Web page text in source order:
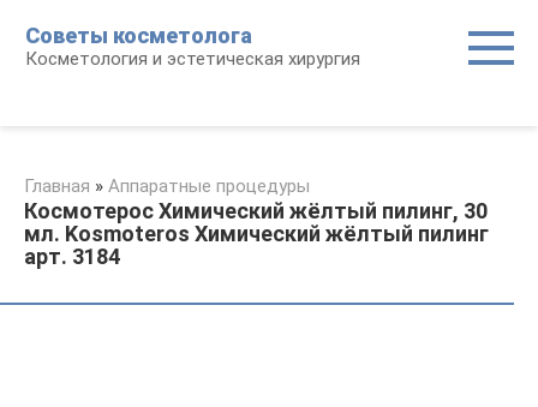
контенту
Советы косметолога
Косметология и эстетическая хирургия
Главная » Аппаратные процедуры
Космотерос Химический жёлтый пилинг, 30
мл. Kosmoteros Химический жёлтый пилинг
арт. 3184